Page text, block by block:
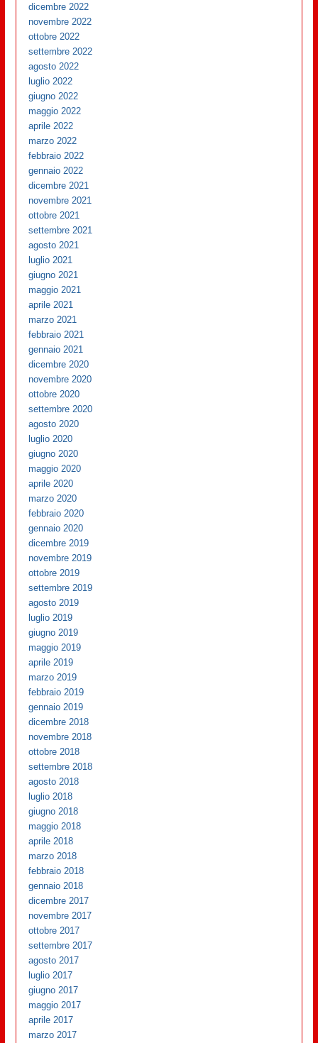
dicembre 2022
novembre 2022
ottobre 2022
settembre 2022
agosto 2022
luglio 2022
giugno 2022
maggio 2022
aprile 2022
marzo 2022
febbraio 2022
gennaio 2022
dicembre 2021
novembre 2021
ottobre 2021
settembre 2021
agosto 2021
luglio 2021
giugno 2021
maggio 2021
aprile 2021
marzo 2021
febbraio 2021
gennaio 2021
dicembre 2020
novembre 2020
ottobre 2020
settembre 2020
agosto 2020
luglio 2020
giugno 2020
maggio 2020
aprile 2020
marzo 2020
febbraio 2020
gennaio 2020
dicembre 2019
novembre 2019
ottobre 2019
settembre 2019
agosto 2019
luglio 2019
giugno 2019
maggio 2019
aprile 2019
marzo 2019
febbraio 2019
gennaio 2019
dicembre 2018
novembre 2018
ottobre 2018
settembre 2018
agosto 2018
luglio 2018
giugno 2018
maggio 2018
aprile 2018
marzo 2018
febbraio 2018
gennaio 2018
dicembre 2017
novembre 2017
ottobre 2017
settembre 2017
agosto 2017
luglio 2017
giugno 2017
maggio 2017
aprile 2017
marzo 2017